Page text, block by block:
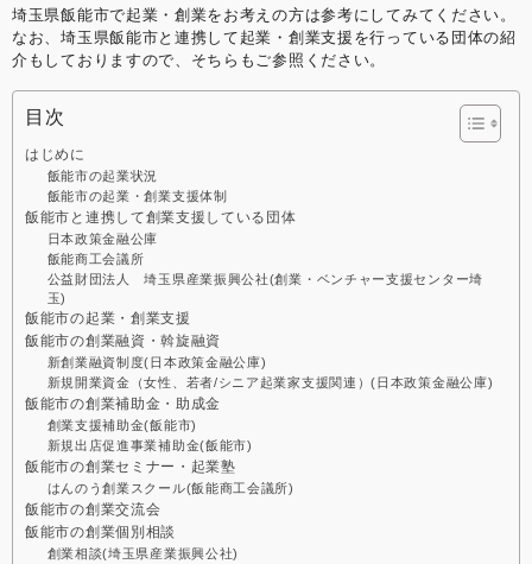
埼玉県飯能市で起業・創業をお考えの方は参考にしてみてください。
なお、埼玉県飯能市と連携して起業・創業支援を行っている団体の紹
介もしておりますので、そちらもご参照ください。
目次
はじめに
飯能市の起業状況
飯能市の起業・創業支援体制
飯能市と連携して創業支援している団体
日本政策金融公庫
飯能商工会議所
公益財団法人 埼玉県産業振興公社(創業・ベンチャー支援センター埼
玉)
飯能市の起業・創業支援
飯能市の創業融資・斡旋融資
新創業融資制度(日本政策金融公庫)
新規開業資金（女性、若者/シニア起業家支援関連）(日本政策金融公庫)
飯能市の創業補助金・助成金
創業支援補助金(飯能市)
新規出店促進事業補助金(飯能市)
飯能市の創業セミナー・起業塾
はんのう創業スクール(飯能商工会議所)
飯能市の創業交流会
飯能市の創業個別相談
創業相談(埼玉県産業振興公社)